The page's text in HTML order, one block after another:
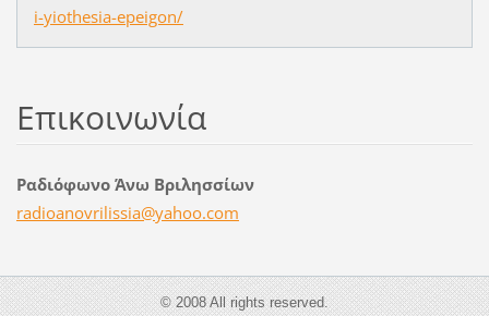
i-yiothesia-epeigon/
Επικοινωνία
Ραδιόφωνο Άνω Βριλησσίων
radioanovrilissia@yahoo.com
© 2008 All rights reserved.